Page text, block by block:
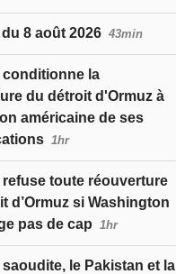
du 8 août 2026 43min
conditionne la
du détroit d'Ormuz à
américaine de ses
1hr
refuse toute réouverture
d’Ormuz si Washington
pas de cap 1hr
saoudite, le Pakistan et la